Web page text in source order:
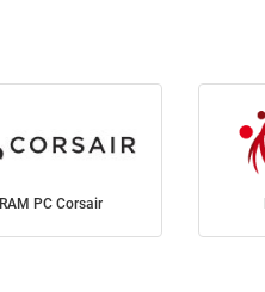
RAM PC Corsair